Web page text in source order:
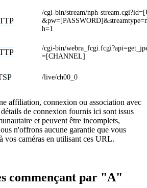
/cgi-bin/stream/nph-
h=1
/cgi-bin/
=[CHANNEL]
/live/ch00_0
affiliation, connexion ou association avec
de connexion fournis ici sont issus
et peuvent être incomplets,
n'offrons aucune garantie que vous
vos caméras en utilisant ces URL.
commençant par "A"